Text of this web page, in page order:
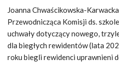
Joanna Chwaścikowska-
Przewodnicząca Komisji ds.
uchwały dotyczący nowego,
dla biegłych rewidentów (lata
roku biegli rewidenci uprawnieni